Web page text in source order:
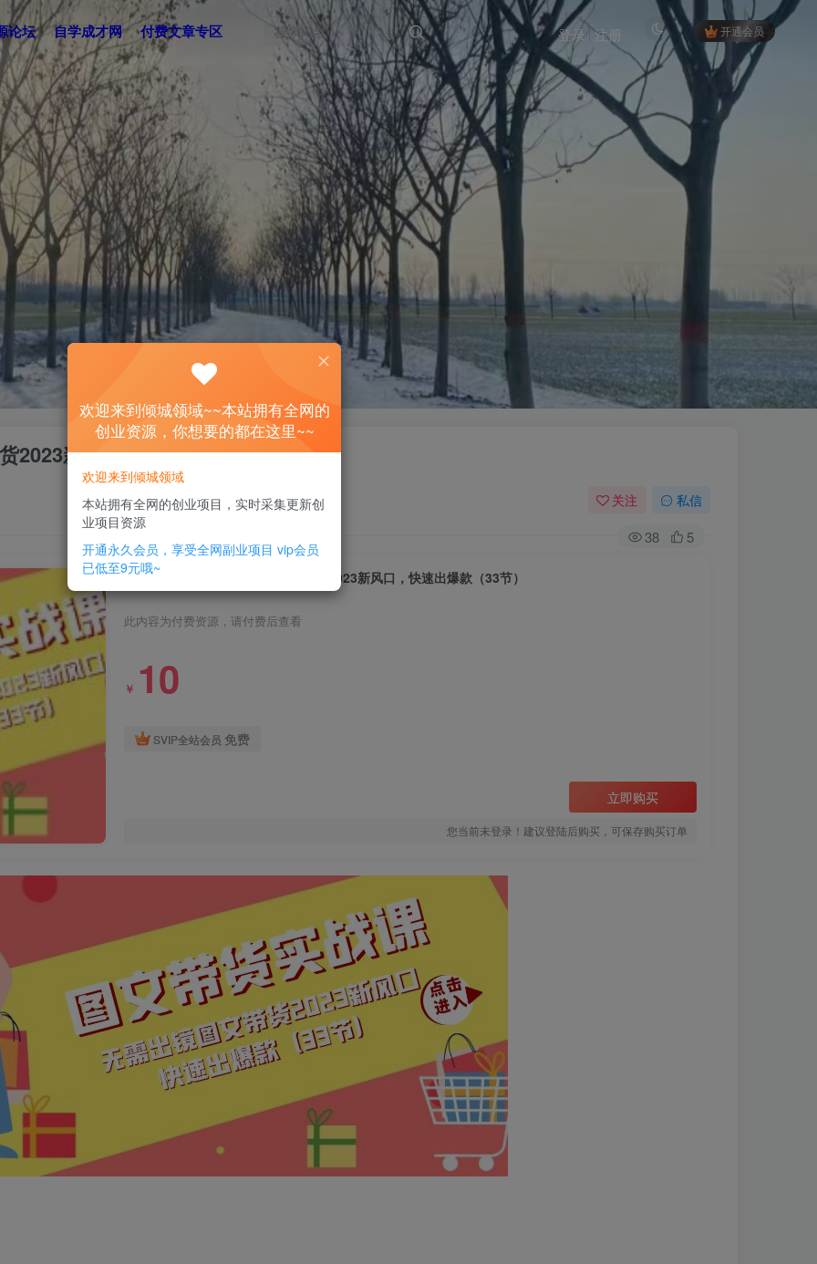
论坛 自学成才网 付费文章专区 开通会员
登录 注册
2023新风口，快速出爆款（33节）
关注 私信
38 5
图文带货实战课：无需出镜图文带货2023新风口，快速出爆款（33节）
此内容为付费资源，请付费后查看
￥ 10
SVIP全站会员 免费
立即购买
您当前未登录！建议登陆后购买，可保存购买订单
欢迎来到倾城领域~~本站拥有全网的
创业资源，你想要的都在这里~~
欢迎来到倾城领域
本站拥有全网的创业项目，实时采集更新创
业项目资源
开通永久会员，享受全网副业项目 vip会员
已低至9元哦~